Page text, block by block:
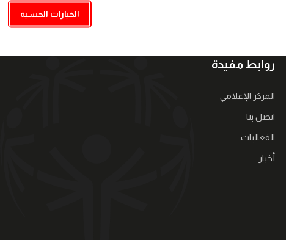
الخيارات الحسية
روابط مفيدة
المركز الإعلامي
اتصل بنا
الفعاليات
أخبار